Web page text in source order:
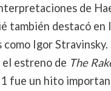
de
también destacó en
Igor Stravinsky.
estreno de The
fue un hito